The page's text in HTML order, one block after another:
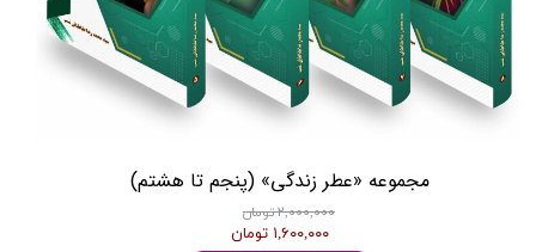
مجموعه «عطر زندگی» (پنجم تا هشتم)
۲,۰۰۰,۰۰۰ تومان
۱,۶۰۰,۰۰۰ تومان